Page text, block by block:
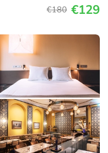
€180 €129